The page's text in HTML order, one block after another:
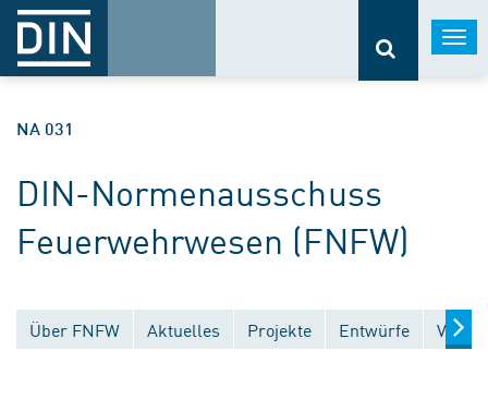
NA 031
DIN-Normenausschuss
Feuerwehrwesen (FNFW)
Über FNFW Aktuelles Projekte Entwürfe